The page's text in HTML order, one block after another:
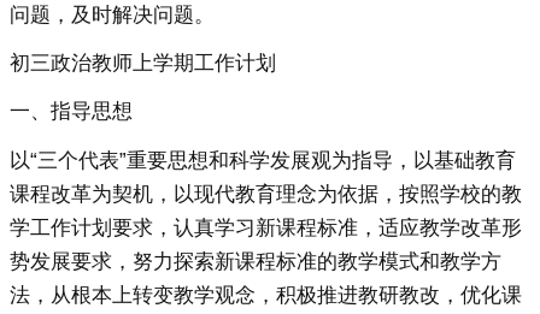
问题，及时解决问题。
初三政治教师上学期工作计划
一、指导思想
以“三个代表”重要思想和科学发展观为指导，以基础教育
课程改革为契机，以现代教育理念为依据，按照学校的教
学工作计划要求，认真学习新课程标准，适应教学改革形
势发展要求，努力探索新课程标准的教学模式和教学方
法，从根本上转变教学观念，积极推进教研教改，优化课